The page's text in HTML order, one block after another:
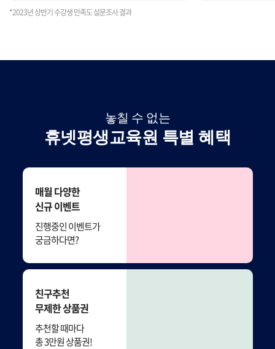
*2023년 상반기 수강생 만족도 설문조사 결과
놓칠 수 없는
휴넷평생교육원 특별 혜택
매월 다양한
신규 이벤트
진행중인 이벤트가
궁금하다면?
친구추천
무제한 상품권
추천할 때마다
총 3만원 상품권!